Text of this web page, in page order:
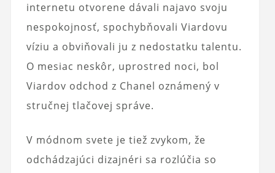
internetu otvorene dávali najavo svoju
nespokojnosť, spochybňovali Viardovu
víziu a obviňovali ju z nedostatku talentu.
O mesiac neskôr, uprostred noci, bol
Viardov odchod z Chanel oznámený v
stručnej tlačovej správe.
V módnom svete je tiež zvykom, že
odchádzajúci dizajnéri sa rozlúčia so